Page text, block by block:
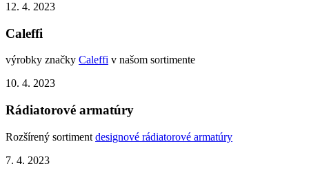
12. 4. 2023
Caleffi
výrobky značky Caleffi v našom sortimente
10. 4. 2023
Rádiatorové armatúry
Rozšírený sortiment designové rádiatorové armatúry
7. 4. 2023